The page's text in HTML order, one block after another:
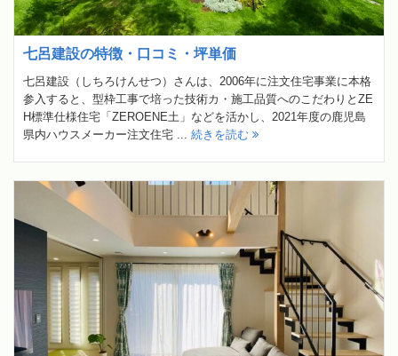
七呂建設の特徴・口コミ・坪単価
七呂建設（しちろけんせつ）さんは、2006年に注文住宅事業に本格
参入すると、型枠工事で培った技術カ・施工品質へのこだわりとZE
H標準仕様住宅「ZEROENE土」などを活かし、2021年度の鹿児島
県内ハウスメーカー注文住宅 ... 続きを読む